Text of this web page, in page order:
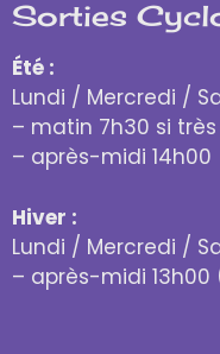
Sorties
Été :
Lundi / Mercredi /
– matin 7h30 si
– après-midi 14h00
Hiver :
Lundi / Mercredi /
– après-midi 13h00